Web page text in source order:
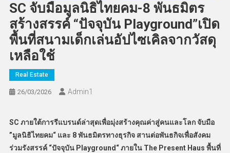
SC จับมือมูลนิธิไทยคม-8 พันธมิตร
สร้างสรรค์ “ปัจจุบัน Playground”เปิด
พื้นที่สนามเด็กเล่นอัปไซเคิลจากวัสดุ
เหลือใช้
Real Estate
26/03/2026 Admin​1
SC ภายใต้การรีแบรนด์ล่าสุดเพื่อมุ่งสร้างคุณค่าสู่คนและโลก จับมือ
”มูลนิธิไทยคม“ และ 8 พันธมิตรทางธุรกิจ สานต่อพันธกิจเพื่อสังคม
ร่วมรังสรรค์ “ปัจจุบัน Playground“ ภายใน The Present Haus พื้นที่